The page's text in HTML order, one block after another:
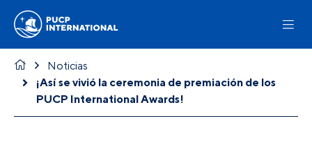
Noticias
¡Así se vivió la ceremonia de premiación de los
PUCP International Awards!